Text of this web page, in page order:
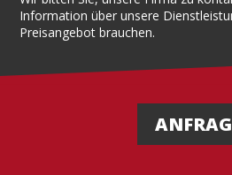
Information über unsere
Preisangebot brauchen.